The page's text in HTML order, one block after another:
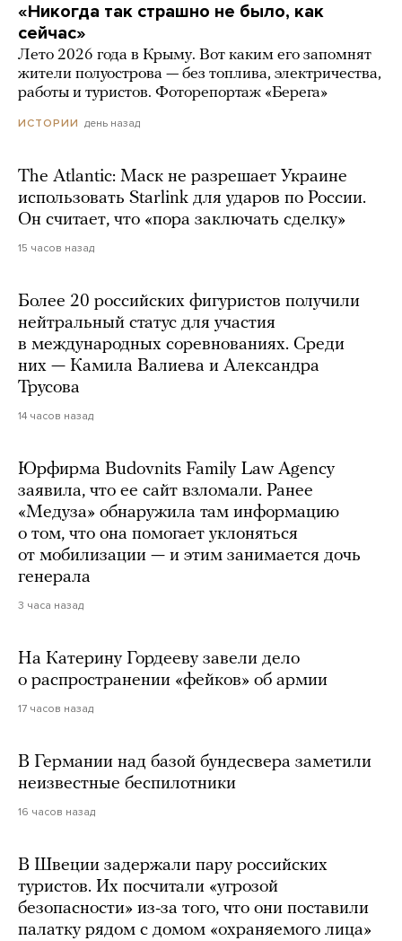
«Никогда так страшно не было, как
сейчас»
Лето 2026 года в Крыму. Вот каким его запомнят
жители полуострова — без топлива, электричества,
работы и туристов. Фоторепортаж «Берега»
ИСТОРИИ день назад
The Atlantic: Маск не разрешает Украине
использовать Starlink для ударов по России.
Он считает, что «пора заключать сделку»
15 часов назад
Более 20 российских фигуристов получили
нейтральный статус для участия
в международных соревнованиях. Среди
них — Камила Валиева и Александра
Трусова
14 часов назад
Юрфирма Budovnits Family Law Agency
заявила, что ее сайт взломали. Ранее
«Медуза» обнаружила там информацию
о том, что она помогает уклоняться
от мобилизации — и этим занимается дочь
генерала
3 часа назад
На Катерину Гордееву завели дело
о распространении «фейков» об армии
17 часов назад
В Германии над базой бундесвера заметили
неизвестные беспилотники
16 часов назад
В Швеции задержали пару российских
туристов. Их посчитали «угрозой
безопасности» из-за того, что они поставили
палатку рядом с домом «охраняемого лица»